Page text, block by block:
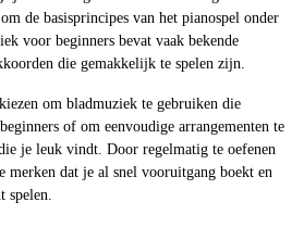
de basisprincipes van het pianospel onder
voor beginners bevat vaak bekende
die gemakkelijk te spelen zijn.
om bladmuziek te gebruiken die
of om eenvoudige arrangementen te
je leuk vindt. Door regelmatig te oefenen
dat je al snel vooruitgang boekt en
spelen.